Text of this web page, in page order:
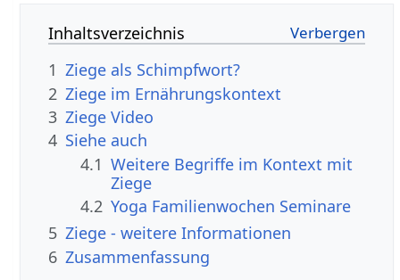
Inhaltsverzeichnis
1 Ziege als Schimpfwort?
2 Ziege im Ernährungskontext
3
Ziege‏‎ Video
4 Siehe auch
4.1 Weitere Begriffe im Kontext mit
4.2 Yoga Familienwochen Seminare
5
Ziege‏‎ - weitere Informationen
6 Zusammenfassung